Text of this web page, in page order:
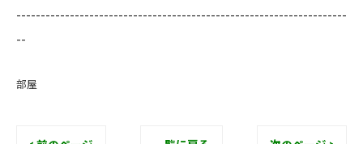
--------------------------------------------------------------------
--
部屋